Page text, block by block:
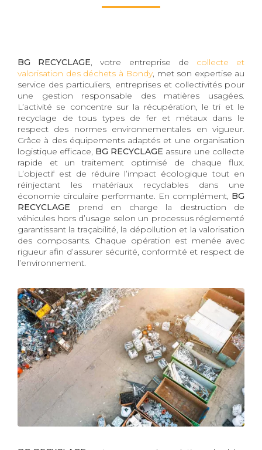
BG RECYCLAGE, votre entreprise de collecte et
valorisation des déchets à Bondy, met son expertise au
service des particuliers, entreprises et collectivités pour
une gestion responsable des matières usagées.
L’activité se concentre sur la récupération, le tri et le
recyclage de tous types de fer et métaux dans le
respect des normes environnementales en vigueur.
Grâce à des équipements adaptés et une organisation
logistique efficace, BG RECYCLAGE assure une collecte
rapide et un traitement optimisé de chaque flux.
L’objectif est de réduire l’impact écologique tout en
réinjectant les matériaux recyclables dans une
économie circulaire performante. En complément, BG
RECYCLAGE prend en charge la destruction de
véhicules hors d’usage selon un processus réglementé
garantissant la traçabilité, la dépollution et la valorisation
des composants. Chaque opération est menée avec
rigueur afin d’assurer sécurité, conformité et respect de
l’environnement.